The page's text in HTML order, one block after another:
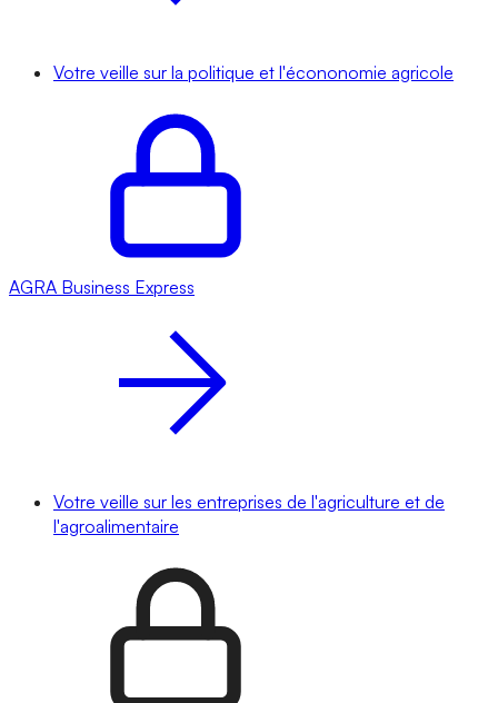
Votre veille sur la politique et l'écononomie agricole
AGRA Business Express
Votre veille sur les entreprises de l'agriculture et de
l'agroalimentaire